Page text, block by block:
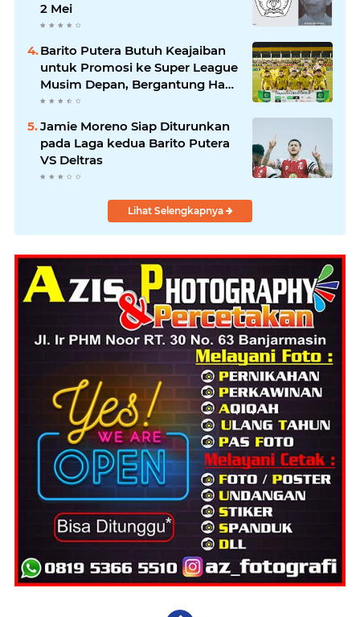
2 Mei
Barito Putera Butuh Keajaiban
untuk Promosi ke Super League
Musim Depan, Bergantung Hasil
PSS Sleman
Jamie Moreno Siap Diturunkan
pada Laga kedua Barito Putera
VS Deltras
Lihat Selengkapnya